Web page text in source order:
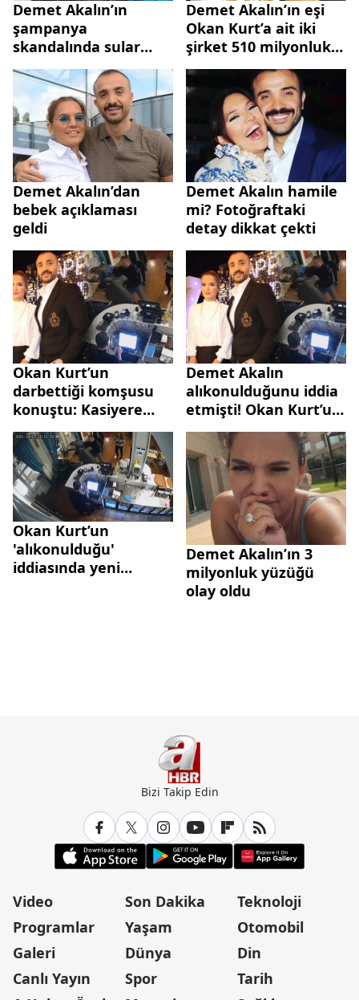
Demet Akalın’ın
şampanya
skandalında sular
durulmuyor! Norm
Ender’den tepki geldi
Sinan Akçıl
Demet'i korudu!
Demet Akalın’ın eşi
Okan Kurt’a ait iki
şirket 510 milyonluk
borçla battı
Demet Akalın’dan
bebek açıklaması
geldi
Demet Akalın hamile
mi? Fotoğraftaki
detay dikkat çekti
Okan Kurt’un
darbettiği komşusu
konuştu: Kasiyere
yumruk attı bana
saldırdı
Demet Akalın
alıkonulduğunu iddia
etmişti! Okan Kurt’un
kavga görüntüleri
ortaya çıktı
Okan Kurt’un
'alıkonulduğu'
iddiasında yeni
Demet Akalın’ın 3
milyonluk yüzüğü
olay oldu
Bizi Takip Edin
Video
Programlar
Galeri
Canlı Yayın
Son Dakika
Yaşam
Dünya
Spor
Teknoloji
Otomobil
Din
Tarih